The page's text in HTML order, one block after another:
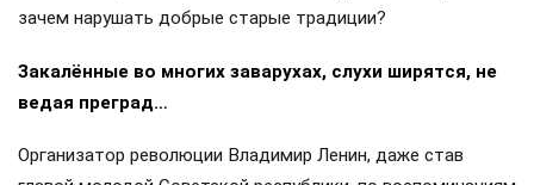
зачем нарушать добрые старые традиции?
Закалённые во многих заварухах, слухи ширятся, не
ведая преград…
Организатор революции Владимир Ленин, даже став